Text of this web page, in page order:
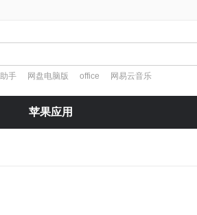
手 网盘电脑版 office 网易云音乐
苹果应用